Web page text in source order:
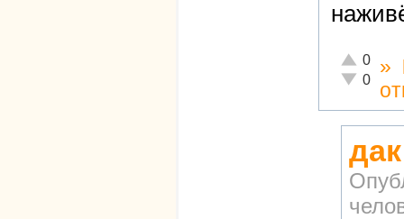
Отлично!
0
0
»